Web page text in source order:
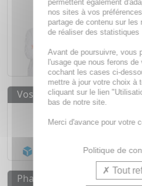
Notre
lundi au
samedi de
Vos avantages
Acheminement
Pharmacovigilance
permettent également
nos sites à vos
partage de contenu sur les
de réaliser des statistiques
Avant de poursuivre, vous
l'usage que nous ferons de
cochant les cases ci-
mettre à jour votre choix à
cliquant sur le lien
bas de notre site.
Merci d'avance pour votre
Politique de
Tout